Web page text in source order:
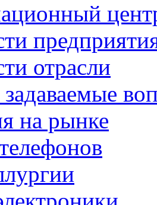
отрасли
задаваемые
на рынке